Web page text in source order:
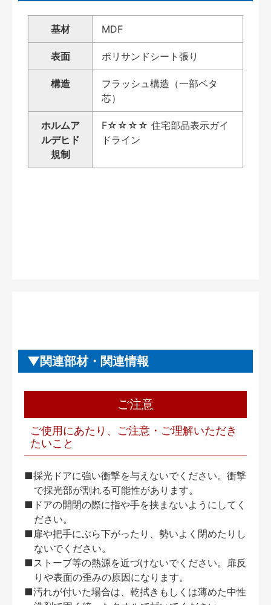
基材 MDF
表面 ポリサンドシート張り
構造
フラッシュ構造（一部ベタ
芯）
ホルムア
ルデヒド
規制
F☆☆☆☆ 住宅部品表示ガイ
ドライン
関連部材・関連情報
ご注意
ご使用にあたり、ご注意・ご理解いただき
たいこと
■採光ドアに強い衝撃を与えないでください。衝撃
で採光部が割れる可能性があります。
■ドアの開閉の際に指や手を挟まないようにしてく
ださい。
■扉や把手にぶら下がったり、勢いよく閉めたりし
ないでください。
■ストーブ等の熱源を近づけないでください。扉反
りや表面の歪みの原因になります。
■汚れが付いた場合は、乾拭きもしくは薄めた中性